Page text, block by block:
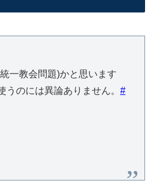
一教会問題)かと思います
のには異論ありません。 #